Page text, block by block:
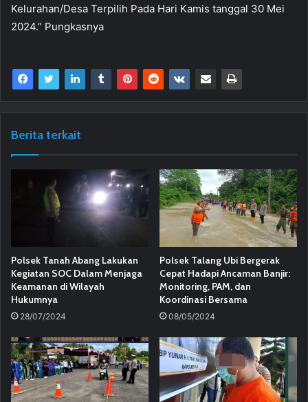
Kelurahan/Desa Terpilih Pada Hari Kamis tanggal 30 Mei
2024.” Pungkasnya
Berita terkait
Polsek Tanah Abang Lakukan
Kegiatan SOC Dalam Menjaga
Keamanan di Wilayah
Hukumnya
28/07/2024
Polsek Talang Ubi Bergerak
Cepat Hadapi Ancaman Banjir:
Monitoring, PAM, dan
Koordinasi Bersama
08/05/2024